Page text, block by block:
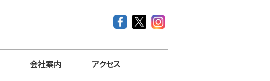
会社案内
アクセス